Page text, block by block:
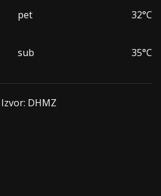
pet 32°C
sub 35°C
Izvor: DHMZ